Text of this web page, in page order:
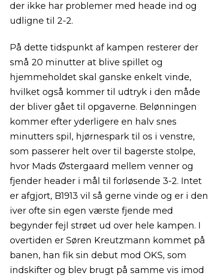
der ikke har problemer med heade ind og
udligne til 2-2.
På dette tidspunkt af kampen resterer der
små 20 minutter at blive spillet og
hjemmeholdet skal ganske enkelt vinde,
hvilket også kommer til udtryk i den måde
der bliver gået til opgaverne. Belønningen
kommer efter yderligere en halv snes
minutters spil, hjørnespark til os i venstre,
som passerer helt over til bagerste stolpe,
hvor Mads Østergaard mellem venner og
fjender header i mål til forløsende 3-2. Intet
er afgjort, B1913 vil så gerne vinde og er i den
iver ofte sin egen værste fjende med
begynder fejl strøet ud over hele kampen. I
overtiden er Søren Kreutzmann kommet på
banen, han fik sin debut mod OKS, som
indskifter og blev brugt på samme vis imod